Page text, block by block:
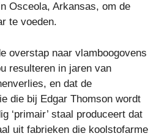
Osceola, Arkansas, om de
te voeden.
overstap naar vlamboogovens
resulteren in jaren van
en dat de
die bij Edgar Thomson wordt
‘primair’ staal produceert dat
uit fabrieken die koolstofarme